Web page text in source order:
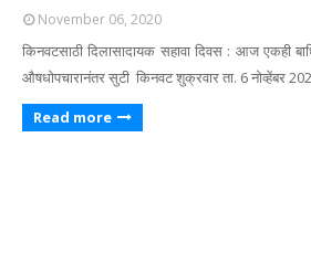
November 06, 2020
किनवटसाठी दिलासादायक सहावा दिवस : आज एकही
औषधोपचारानंतर सुटी किनवट शुक्रवार ता. 6 नोव्हेंबर
Read more